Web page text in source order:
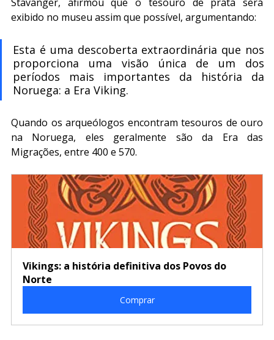
Stavanger, afirmou que o tesouro de prata será
exibido no museu assim que possível, argumentando:
Esta é uma descoberta extraordinária que nos
proporciona uma visão única de um dos
períodos mais importantes da história da
Noruega: a Era Viking.
Quando os arqueólogos encontram tesouros de ouro
na Noruega, eles geralmente são da Era das
Migrações, entre 400 e 570.
Vikings: a história definitiva dos Povos do
Norte
Comprar